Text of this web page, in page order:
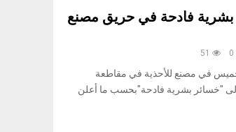
فادحة في حريق مصنع
0
51
في مصنع للأحذية في مقاطعة
"خسائر بشرية فادحة"بحسب ما أعلن